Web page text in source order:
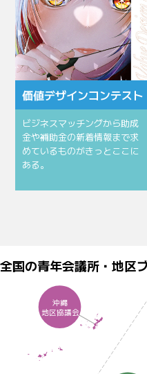
価値デザインコンテスト
ビジネスマッチングから助成
金や補助金の新着情報まで求
めているものがきっとここに
ある。
全国の青年会議所・地区
沖縄
地区協議会